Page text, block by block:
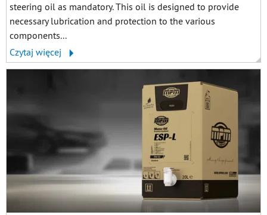
steering oil as mandatory. This oil is designed to provide
necessary lubrication and protection to the various
components...
Czytaj więcej